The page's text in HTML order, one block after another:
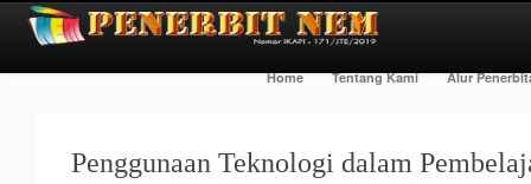
Home Tentang Kami Alur
Penggunaan Teknologi dalam